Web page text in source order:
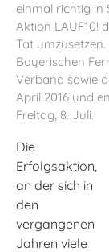
einmal richtig in
Aktion LAUF10!
Tat
Bayerischen
Verband sowie
April 2016 und
Freitag, 8. Juli.
Die
Erfolgsaktion,
an der sich in
den
vergangenen
Jahren viele